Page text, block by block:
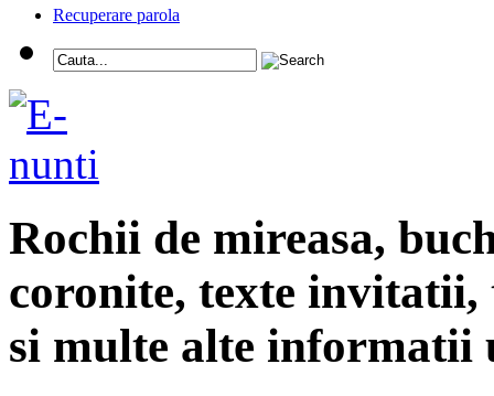
Recuperare parola
Rochii de mireasa,
coronite, texte
si multe alte informatii